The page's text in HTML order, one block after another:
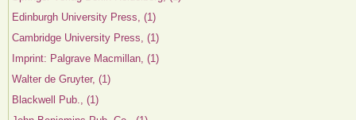
Edinburgh University Press, (1)
Cambridge University Press, (1)
Imprint: Palgrave Macmillan, (1)
Walter de Gruyter, (1)
Blackwell Pub., (1)